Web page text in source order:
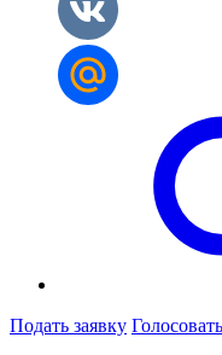
Подать заявку Голосовать